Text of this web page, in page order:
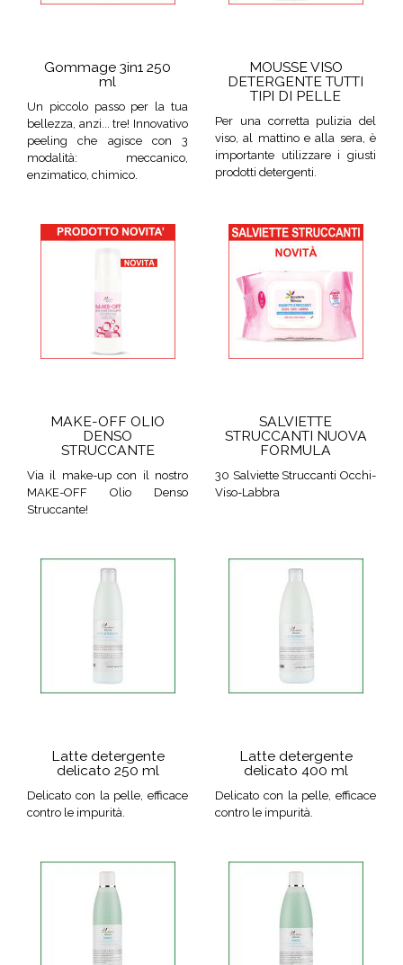
Gommage 3in1 250
ml
Un piccolo passo per la tua
bellezza, anzi... tre! Innovativo
peeling che agisce con 3
modalità: meccanico,
enzimatico, chimico.
MOUSSE VISO
DETERGENTE TUTTI
TIPI DI PELLE
Per una corretta pulizia del
viso, al mattino e alla sera, è
importante utilizzare i giusti
prodotti detergenti.
MAKE-OFF OLIO
DENSO
STRUCCANTE
Via il make-up con il nostro
MAKE-OFF Olio Denso
Struccante!
SALVIETTE
STRUCCANTI NUOVA
FORMULA
30 Salviette Struccanti Occhi-
Viso-Labbra
Latte detergente
delicato 250 ml
Delicato con la pelle, efficace
contro le impurità.
Latte detergente
delicato 400 ml
Delicato con la pelle, efficace
contro le impurità.